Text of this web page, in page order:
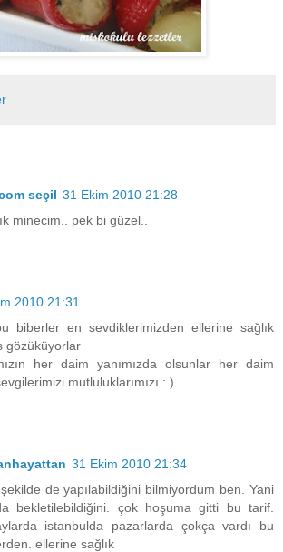
seçil 31 Ekim 2010 21:28
minecim.. pek bi güzel..
2010 21:31
biberler en sevdiklerimizden ellerine sağlık
gözüküyorlar
her daim yanımızda olsunlar her daim
mutluluklarımızı : )
31 Ekim 2010 21:34
de yapılabildiğini bilmiyordum ben. Yani
bekletilebildiğini. çok hoşuma gitti bu tarif.
istanbulda pazarlarda çokça vardı bu
ellerine sağlık